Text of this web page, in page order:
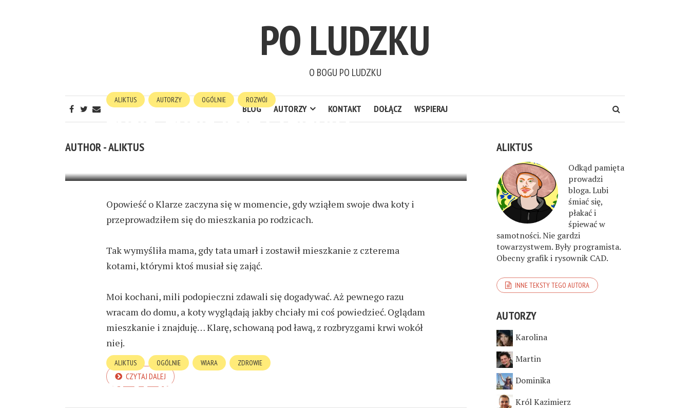
PO LUDZKU
O BOGU PO LUDZKU
BLOG AUTORZY KONTAKT DOŁĄCZ WSPIERAJ
AUTHOR - ALIKTUS
ALIKTUS AUTORZY OGÓLNIE ROZWÓJ
ŻYCIE, ŻYCIE JEST ŁAZIENKĄ
2 MIESIĄCE AGO
Opowieść o Klarze zaczyna się w momencie, gdy wziąłem swoje dwa koty i
przeprowadziłem się do mieszkania po rodzicach.
Tak wymyśliła mama, gdy tata umarł i zostawił mieszkanie z czterema
kotami, którymi ktoś musiał się zająć.
Moi kochani, mili podopieczni zdawali się dogadywać. Aż pewnego razu
wracam do domu, a koty wyglądają jakby chciały mi coś powiedzieć. Oglądam
mieszkanie i znajduję… Klarę, schowaną pod ławą, z rozbryzgami krwi wokół
niej.
CZYTAJ DALEJ
ALIKTUS OGÓLNIE WIARA ZDROWIE
DLACZEGO JESTEM GRUBY?
ALIKTUS
Odkąd pamięta
prowadzi
bloga. Lubi
śmiać się,
płakać i
śpiewać w
samotności. Nie gardzi
towarzystwem. Były programista.
Obecny grafik i rysownik CAD.
INNE TEKSTY TEGO AUTORA
AUTORZY
Karolina
Martin
Dominika
Król Kazimierz